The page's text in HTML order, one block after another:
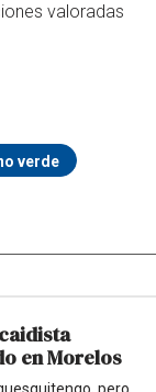
valoradas
verde
en Morelos